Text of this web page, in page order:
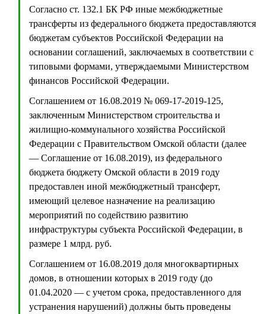
Согласно ст. 132.1 БК РФ иные межбюджетные
трансферты из федерального бюджета предоставляются
бюджетам субъектов Российской Федерации на
основании соглашений, заключаемых в соответствии с
типовыми формами, утверждаемыми Министерством
финансов Российской Федерации.
Соглашением от 16.08.2019 № 069-17-2019-125,
заключенным Министерством строительства и
жилищно-коммунального хозяйства Российской
Федерации с Правительством Омской области (далее
— Соглашение от 16.08.2019), из федерального
бюджета бюджету Омской области в 2019 году
предоставлен иной межбюджетный трансферт,
имеющий целевое назначение на реализацию
мероприятий по содействию развитию
инфраструктуры субъекта Российской Федерации, в
размере 1 млрд. руб.
Соглашением от 16.08.2019 доля многоквартирных
домов, в отношении которых в 2019 году (до
01.04.2020 — с учетом срока, предоставленного для
устранения нарушений) должны быть проведены